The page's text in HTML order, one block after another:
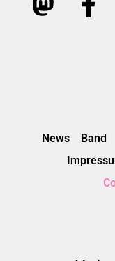
News Band